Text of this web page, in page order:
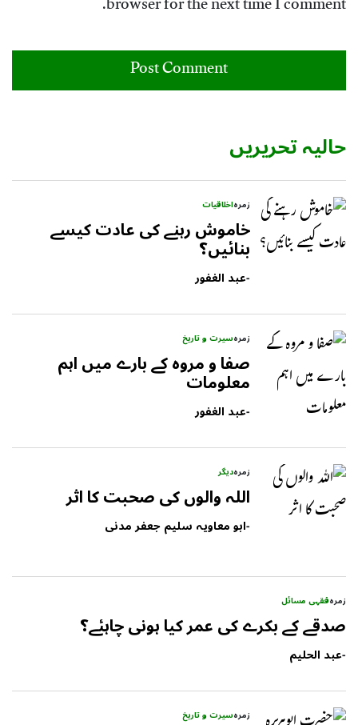
حالیہ تحریریں
زمرہاخلاقیات
خاموش رہنے کی عادت کیسے
بنائیں؟
-عبد الغفور
زمرہسیرت و تاریخ
صفا و مروه کے بارے میں اہم
معلومات
-عبد الغفور
زمرہدیگر
اللہ والوں کی صحبت کا اثر
-ابو معاویہ سلیم جعفر مدنی
زمرہفقہی مسائل
صدقے کے بکرے کی عمر کیا ہونی چاہئے؟
-عبد الحلیم
زمرہسیرت و تاریخ